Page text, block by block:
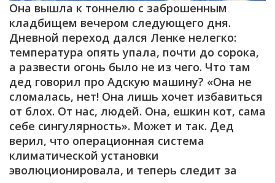
Она вышла к тоннелю с заброшенным
кладбищем вечером следующего дня.
Дневной переход дался Ленке нелегко:
температура опять упала, почти до сорока,
а развести огонь было не из чего. Что там
дед говорил про Адскую машину? «Она не
сломалась, нет! Она лишь хочет избавиться
от блох. От нас, людей. Она, ешкин кот, сама
себе сингулярность». Может и так. Дед
верил, что операционная система
климатической установки
эволюционировала, и теперь следит за